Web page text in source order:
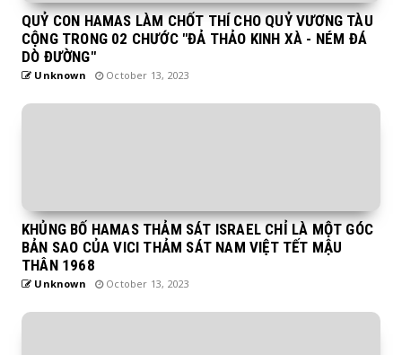
QUỶ CON HAMAS LÀM CHỐT THÍ CHO QUỶ VƯƠNG TÀU
CỘNG TRONG 02 CHƯỚC "ĐẢ THẢO KINH XÀ - NÉM ĐÁ
DÒ ĐƯỜNG"
Unknown October 13, 2023
KHỦNG BỐ HAMAS THẢM SÁT ISRAEL CHỈ LÀ MỘT GÓC
BẢN SAO CỦA VICI THẢM SÁT NAM VIỆT TẾT MẬU
THÂN 1968
Unknown October 13, 2023